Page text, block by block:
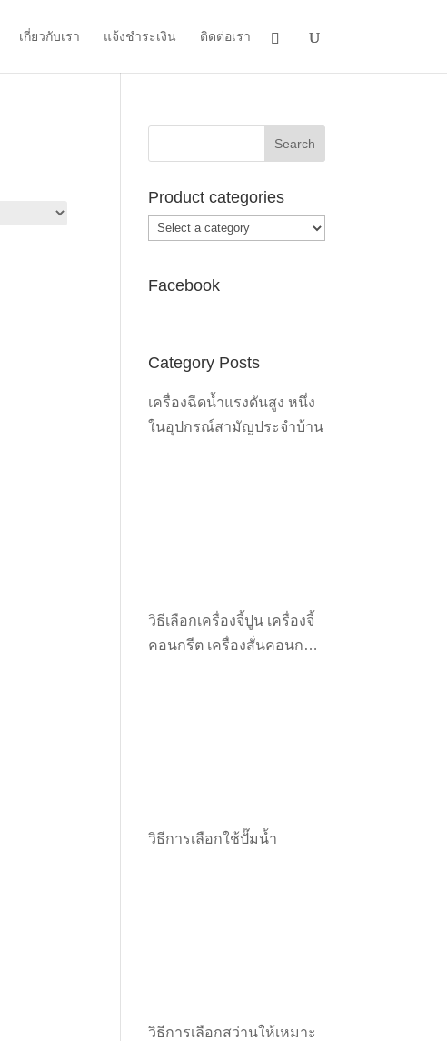
เกี่ยวกับเรา แจ้งชำระเงิน ติดต่อเรา
Product categories
Facebook
Category Posts
เครื่องฉีดน้ำแรงดันสูง หนึ่ง
ในอุปกรณ์สามัญประจำบ้าน
วิธีเลือกเครื่องจี้ปูน เครื่องจี้
คอนกรีต เครื่องสั่นคอนกรีต
วิธีการเลือกใช้ปั๊มน้ำ
วิธีการเลือกสว่านให้เหมาะ